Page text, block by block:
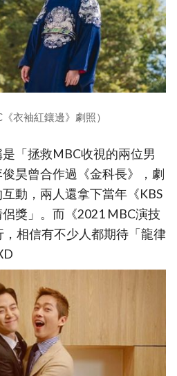
《衣袖紅鑲邊》劇照）
「拯救MBC收視的兩位男
昊曾合作過《金科長》，劇
動，兩人還拿下當年《KBS
獎」。而《2021 MBC演技
相信有不少人都期待「龍律